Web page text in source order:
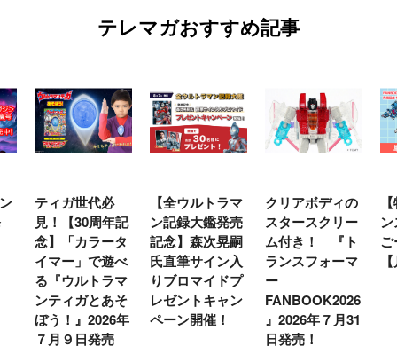
テレマガおすすめ記事
ティガ世代必
見！【30周年記
念】「カラータ
イマー」で遊べ
る『ウルトラマ
ンティガとあそ
ぼう！』2026年
７月９日発売
【全ウルトラマ
ン記録大鑑発売
記念】森次晃嗣
氏直筆サイン入
りブロマイドプ
レゼントキャン
ペーン開催！
クリアボディの
スタースクリー
ム付き！ 『ト
ランスフォーマ
ー
FANBOOK2026
』2026年７月31
日発売！